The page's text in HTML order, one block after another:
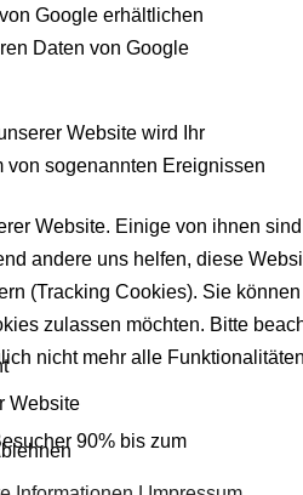
Google erhältlichen
Daten von Google
Website wird Ihr
von sogenannten Ereignissen
Website
90% bis zum
Website. Einige von ihnen
andere uns helfen, diese
(Tracking Cookies). Sie
zulassen möchten. Bitte
nicht mehr alle